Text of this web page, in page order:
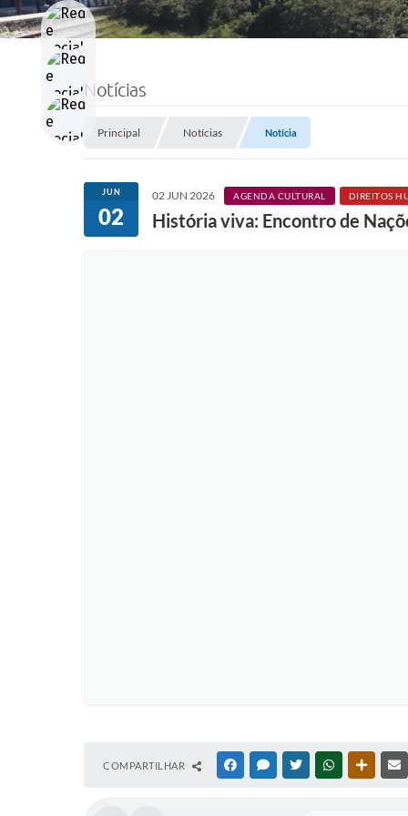
Notícias
Principal Notícias Notícia
JUN
02
02 JUN 2026 AGENDA CULTURAL DIREITOS
História viva: Encontro de
COMPARTILHAR FACEBOOKMESSENGER
TWITTERWHATSAPP